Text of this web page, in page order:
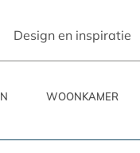
Design en inspiratie
WOONKAMER